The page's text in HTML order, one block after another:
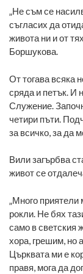
„Не съм се
съгласих да
живота ни и от
Боршукова.
От тогава всяка
сряда и петък. И
Служение.
четири пъти.
за всичко, за да
Вили загърбва
живот се
„Много
рокли. Не бях
само в светския
хора, грешим, но
Църквата ми е
правя, мога да